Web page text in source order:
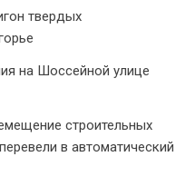
твердых
на Шоссейной улице
строительных
в автоматический